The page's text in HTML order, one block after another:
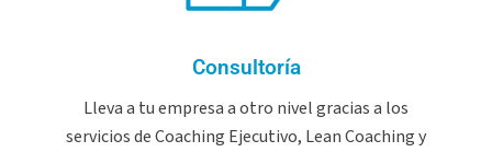
Consultoría
Lleva a tu empresa a otro nivel gracias a los
servicios de Coaching Ejecutivo, Lean Coaching y